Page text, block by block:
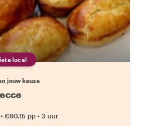
local
jouw keuze
• €80.15 pp • 3 uur